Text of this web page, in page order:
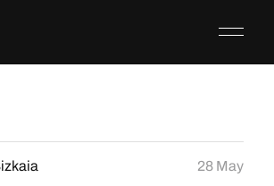
28 May